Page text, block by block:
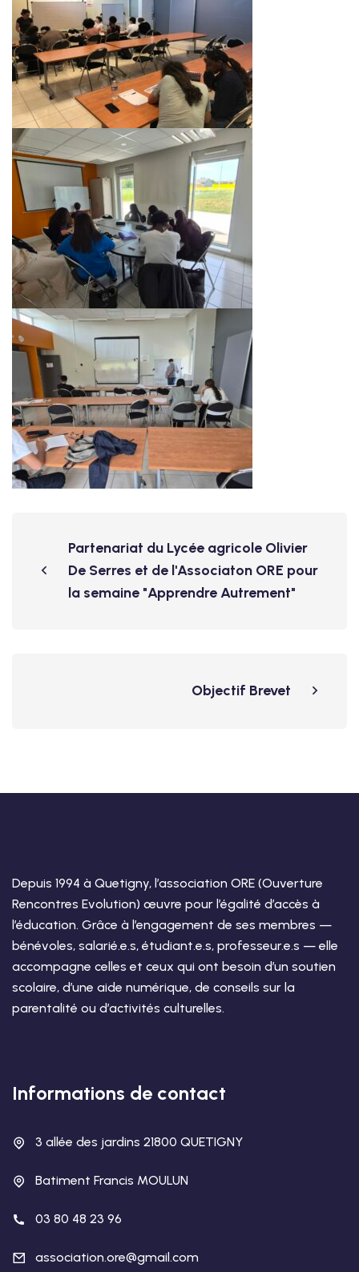
Partenariat du Lycée agricole Olivier
De Serres et de l'Associaton ORE pour
la semaine "Apprendre Autrement"
Objectif Brevet
Depuis 1994 à Quetigny, l’association ORE (Ouverture
Rencontres Evolution) œuvre pour l’égalité d’accès à
l’éducation. Grâce à l’engagement de ses membres —
bénévoles, salarié.e.s, étudiant.e.s, professeur.e.s — elle
accompagne celles et ceux qui ont besoin d’un soutien
scolaire, d’une aide numérique, de conseils sur la
parentalité ou d’activités culturelles.
Informations de contact
3 allée des jardins 21800 QUETIGNY
Batiment Francis MOULUN
03 80 48 23 96
association.ore@gmail.com